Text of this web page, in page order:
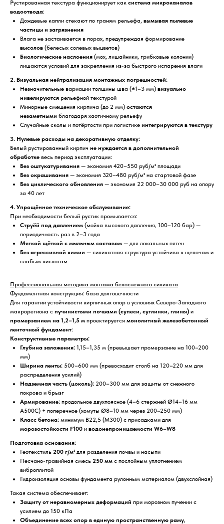
Рустированная текстура функционирует как система микроканалов
водоотвода:
Дождевые капли стекают по граням рельефа, вымывая пылевые
частицы и загрязнения
Влага не застаивается в порах, предупреждая формирование
высолов (белесых солевых выцветов)
Биологические наслоения (мох, лишайники, грибковые колонии)
лишаются условий для закрепления из-за быстрого испарения влаги
2. Визуальная нейтрализация монтажных погрешностей:
Незначительные вариации толщины шва (±1–3 мм) визуально
нивелируются рельефной текстурой
Минорные смещения кирпича (до 2 мм) остаются
незаметными благодаря хаотичному рельефу
Случайные сколы и потёртости при логистике интегрируются в текстуру
3. Нулевые расходы на декоративную отделку:
Белый рустированный кирпич не нуждается в дополнительной
обработке весь период эксплуатации:
Без оштукатуривания — экономия 420–550 руб/м² площади
Без окрашивания — экономия 320–480 руб/м² на стартовой фазе
Без циклического обновления — экономия 22 000–30 000 руб на опору
за 40 лет
4. Упрощённое техническое обслуживание:
При необходимости белый рустик промывается:
Струёй под давлением (мойка высокого давления, 100–120 бар) —
периодичность раз в 2–3 года
Мягкой щёткой с мыльным составом — для локальных пятен
Без агрессивной химии — силикатная структура устойчива к щелочам и
слабым кислотам
Профессиональная методика монтажа белоснежного силиката
Фундаментная конструкция: база долговечности
Для гарантии устойчивости кирпичных опор в условиях Северо-Западного
макрорегиона с пучинистыми почвами (супеси, суглинки, глины) и
промерзанием на 1,2–1,5 м проектируется монолитный железобетонный
ленточный фундамент:
Конструктивные параметры:
Глубина заложения: 1,15–1,35 м (превышает промерзание на 100–200
мм)
Ширина ленты: 500–600 мм (превосходит столб на 120–220 мм для
распределения усилий)
Надземная часть (цоколь): 200–300 мм для защиты от снежного
покрова и брызг
Армирование: продольное двухпоясное (4–6 стержней Ø14–16 мм
А500С) + поперечное (хомуты Ø8–10 мм через 200–250 мм)
Класс бетона: минимум В22,5 (М300) с присадками для
морозостойкости F100 и водонепроницаемости W6–W8
Подготовка основания:
Геотекстиль 200 г/м² для разделения почвы и насыпи
Песчано-гравийная смесь 250 мм с послойным уплотнением
виброплитой
Гидроизоляция основы фундамента рулонным материалом (двухслойная)
Такая система обеспечивает:
Защиту от неравномерных деформаций при морозном пучении с
усилием до 150 кПа
Объединение всех опор в единую пространственную раму,